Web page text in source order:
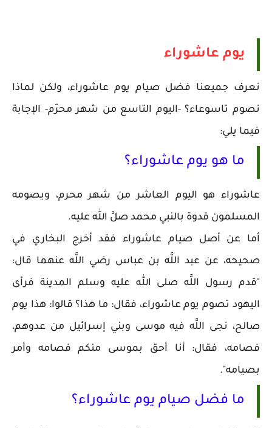
يوم عاشوراء
نعرف جميعنا فضل صيام يوم عاشوراء، ولكن لماذا
نصوم تاسوعاء؟ -اليوم التاسع من شهر محرّم- الإجابة
فيما يلي:
ما هو يوم عاشوراء؟
عاشوراء هو اليوم العاشر من شهر محرم، ويصومه
المسلمون قدوة بالنبي محمد صلَّ الله عليه.
أما عن أصل صيام عاشوراء فقد أخرج البخاري في
صحيحه، عن عبد اللَّه بن عباس رضي اللَّه عنهما قال:
"قدم رسول اللَّه صلى الله عليه وسلم المدينة فرأى
اليهود تصوم يوم عاشوراء، فقال: ما هذا؟ قالوا: هذا يوم
صالح، نجى اللَّه فيه موسى وبني إسرائيل من عدوهم،
فصامه، فقال: أنا أحق بموسى منكم فصامه وأمر
بصيامه".
ما فضل صيام يوم عاشوراء؟